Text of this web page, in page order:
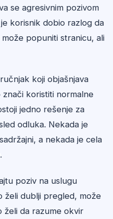
se agresivnim pozivom
korisnik dobio razlog da
popuniti stranicu, ali
koji objašnjava
znači koristiti normalne
jedno rešenje za
odluka. Nekada je
a nekada je cela
poziv na uslugu
želi dublji pregled, može
želi da razume okvir